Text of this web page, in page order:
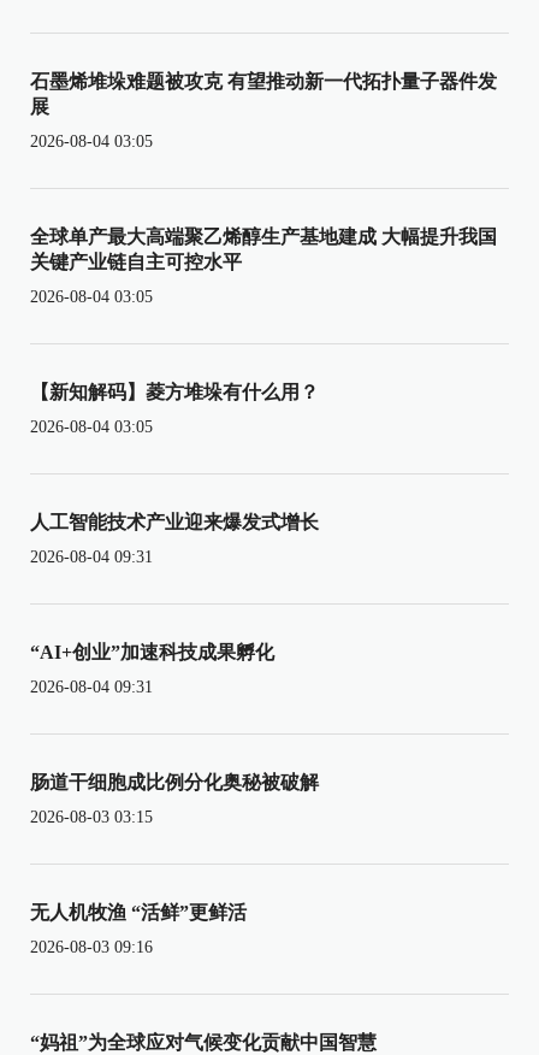
石墨烯堆垛难题被攻克 有望推动新一代拓扑量子器件发
展
2026-08-04 03:05
全球单产最大高端聚乙烯醇生产基地建成 大幅提升我国
关键产业链自主可控水平
2026-08-04 03:05
【新知解码】菱方堆垛有什么用？
2026-08-04 03:05
人工智能技术产业迎来爆发式增长
2026-08-04 09:31
“AI+创业”加速科技成果孵化
2026-08-04 09:31
肠道干细胞成比例分化奥秘被破解
2026-08-03 03:15
无人机牧渔 “活鲜”更鲜活
2026-08-03 09:16
“妈祖”为全球应对气候变化贡献中国智慧